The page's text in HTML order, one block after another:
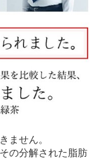
ません。
の分解された脂肪